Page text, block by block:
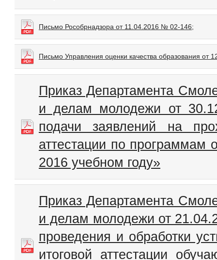
Письмо Рособрнадзора от 11.04.2016 № 02-146;
Письмо Управления оценки качества образования от
Приказ Департамента
и делам молодежи от
подачи заявлений на
аттестации по программам
2016 учебном году»
Приказ Департамента
и делам молодежи от
проведения и обработки
итоговой аттестации